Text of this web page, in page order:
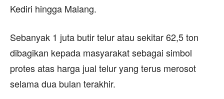
Kediri hingga Malang.
Sebanyak 1 juta butir telur atau sekitar 62,5 ton
dibagikan kepada masyarakat sebagai simbol
protes atas harga jual telur yang terus merosot
selama dua bulan terakhir.